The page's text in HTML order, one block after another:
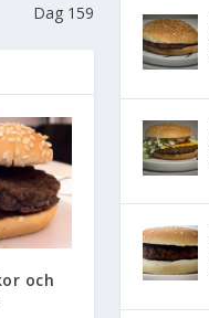
Dag 159
och